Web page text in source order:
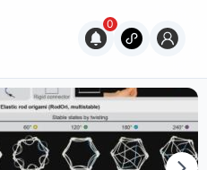
0